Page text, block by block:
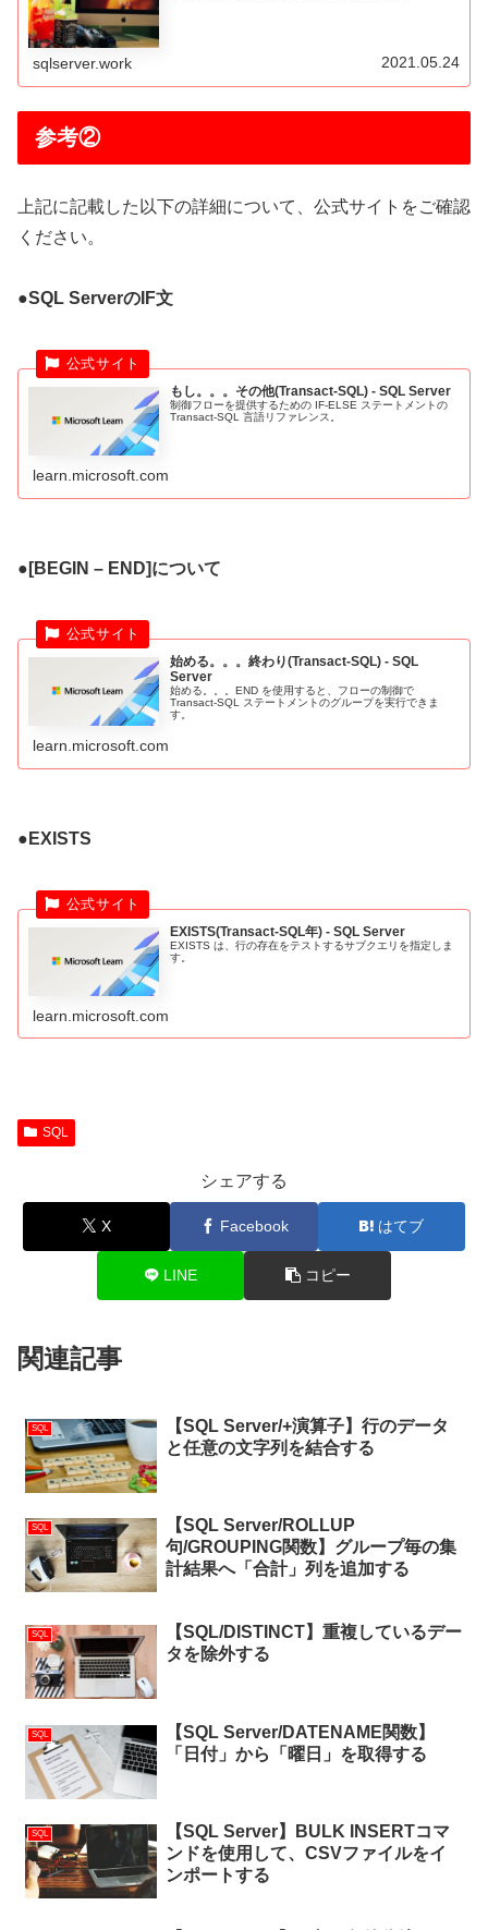
sqlserver.work 2021.05.24
参考②
上記に記載した以下の詳細について、公式サイトをご確認
ください。
●SQL ServerのIF文
もし。。。その他(Transact-SQL) - SQL Server
制御フローを提供するための IF-ELSE ステートメントの
Transact-SQL 言語リファレンス。
learn.microsoft.com
●[BEGIN – END]について
始める。。。終わり(Transact-SQL) - SQL
Server
始める。。。END を使用すると、フローの制御で
Transact-SQL ステートメントのグループを実行できま
す。
learn.microsoft.com
●EXISTS
EXISTS(Transact-SQL年) - SQL Server
EXISTS は、行の存在をテストするサブクエリを指定しま
す。
learn.microsoft.com
SQL
シェアする
X Facebook はてブ
LINE コピー
関連記事
SQL
【SQL Server/+演算子】行のデータ
と任意の文字列を結合する
SQL
【SQL Server/ROLLUP
句/GROUPING関数】グループ毎の集
計結果へ「合計」列を追加する
SQL
【SQL/DISTINCT】重複しているデー
タを除外する
SQL
【SQL Server/DATENAME関数】
「日付」から「曜日」を取得する
SQL
【SQL Server】BULK INSERTコマ
ンドを使用して、CSVファイルをイ
ンポートする